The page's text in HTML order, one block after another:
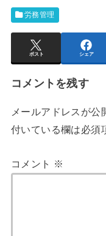
労務管理
ポスト シェア
コメントを残す
メールアドレスが公
付いている欄は必須
コメント ※